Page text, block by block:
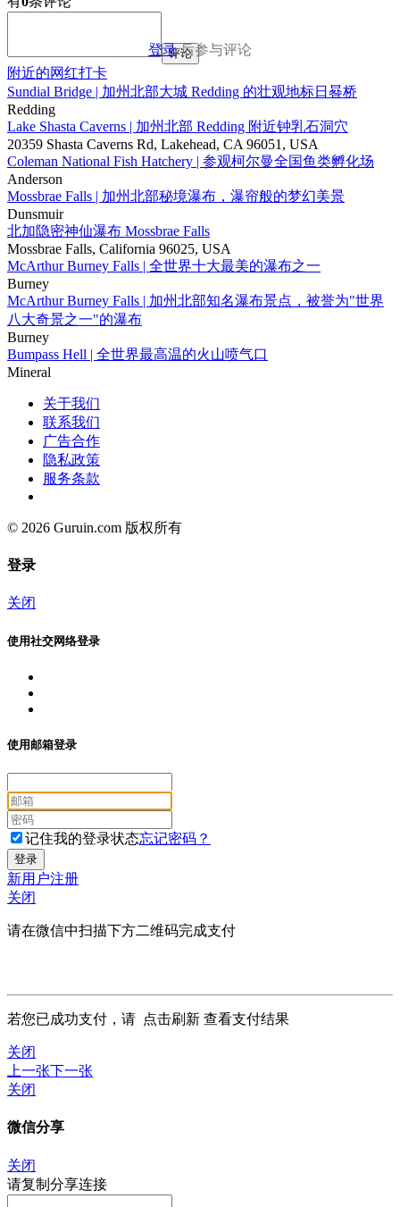
登录后参与评论
评论
附近的网红打卡
Sundial Bridge | 加州北部大城 Redding 的壮观地标日晷桥
Redding
Lake Shasta Caverns | 加州北部 Redding 附近钟乳石洞穴
20359 Shasta Caverns Rd, Lakehead, CA 96051, USA
Coleman National Fish Hatchery | 参观柯尔曼全国鱼类孵化场
Anderson
Mossbrae Falls | 加州北部秘境瀑布，瀑帘般的梦幻美景
Dunsmuir
北加隐密神仙瀑布 Mossbrae Falls
Mossbrae Falls, California 96025, USA
McArthur Burney Falls | 全世界十大最美的瀑布之一
Burney
McArthur Burney Falls | 加州北部知名瀑布景点，被誉为"世界
八大奇景之一"的瀑布
Burney
Bumpass Hell | 全世界最高温的火山喷气口
Mineral
关于我们
联系我们
广告合作
隐私政策
服务条款
© 2026 Guruin.com 版权所有
登录
关闭
使用社交网络登录
使用邮箱登录
记住我的登录状态忘记密码？
新用户注册
关闭
请在微信中扫描下方二维码完成支付
若您已成功支付，请 点击刷新 查看支付结果
关闭
上一张下一张
关闭
微信分享
关闭
请复制分享连接